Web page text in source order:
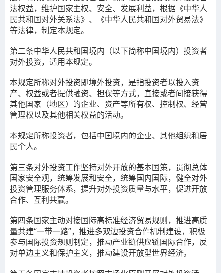
法权益，维护国家主权、安全、发展利益，根据《中华人
民共和国对外关系法》、《中华人民共和国对外贸易法》
等法律，制定本规定。
第二条中华人民共和国境内（以下简称中国境内）投资者
对外投资，适用本规定。
本规定所称对外投资即境外投资，是指投资者以投入资
产、权益或者提供融资、担保等方式，直接或者间接获得
其他国家（地区）的企业、资产等所有权、控制权、经营
管理权以及其他相关权益的活动。
本规定所称投资者，包括中国境内的企业、其他组织和居
民个人。
第三条对外投资工作坚持对外开放的基本国策，贯彻总体
国家安全观，统筹发展和安全，统筹国内国际，健全对外
投资管理服务体系，提升对外投资质量与水平，促进开放
合作、互利共赢。
第四条国家主动对接国际高标准经济贸易规则，推进高质
量共建“一带一路”，推进多双边投资合作机制建设，积极
参与国际投资规则制定，推动产业链供应链国际合作，反
对单边主义和保护主义，推动建设开放型世界经济。